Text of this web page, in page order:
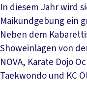
In diesem Jahr wird
Maikundgebung ein
Neben dem
Showeinlagen von
NOVA, Karate Dojo
Taekwondo und KC